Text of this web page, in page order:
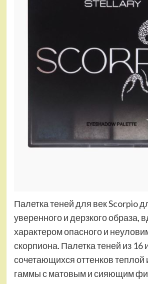
Палетка теней для век Scorpio
уверенного и дерзкого образа,
характером опасного и
скорпиона. Палетка теней из 16
сочетающихся оттенков теплой
гаммы с матовым и сияющим